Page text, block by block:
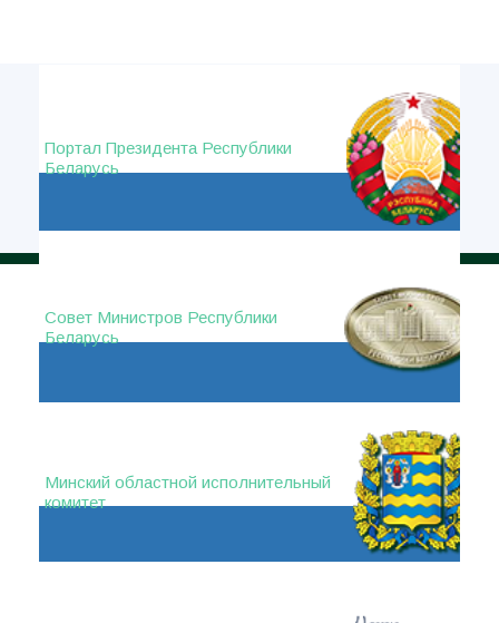
Портал Президента Республики
Беларусь
Совет Министров Республики
Беларусь
Минский областной исполнительный
комитет